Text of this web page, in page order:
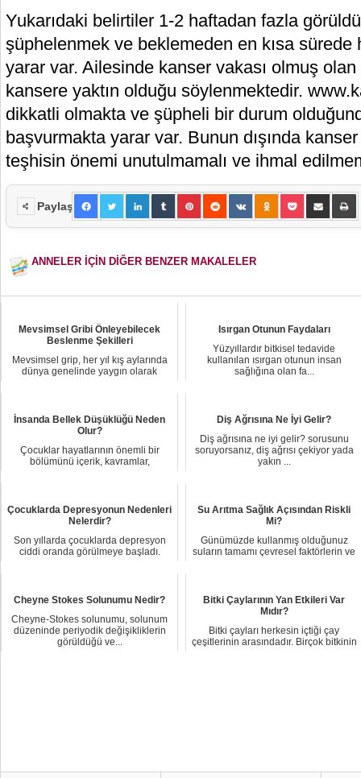
Yukarıdaki belirtiler 1-2 haftadan fazla
şüphelenmek ve beklemeden en kısa sürede
yarar var. Ailesinde kanser vakası olmuş olan
kansere yaktın olduğu söylenmektedir.
dikkatli olmakta ve şüpheli bir durum
başvurmakta yarar var. Bunun dışında
teşhisin önemi unutulmamalı ve ihmal
Paylaş
ANNELER İÇİN DİĞER BENZER MAKALELER
Mevsimsel Gribi Önleyebilecek
Beslenme Şekilleri
Mevsimsel grip, her yıl kış aylarında
dünya genelinde yaygın olarak
Isırgan Otunun Faydaları
Yüzyıllardır bitkisel tedavide
kullanılan ısırgan otunun insan
sağlığına olan fa...
İnsanda Bellek Düşüklüğü Neden
Olur?
Çocuklar hayatlarının önemli bir
bölümünü içerik, kavramlar,
Diş Ağrısına Ne İyi Gelir?
Diş ağrısına ne iyi gelir? sorusunu
soruyorsanız, diş ağrısı çekiyor yada
yakın ...
Çocuklarda Depresyonun Nedenleri
Nelerdir?
Son yıllarda çocuklarda depresyon
ciddi oranda görülmeye başladı.
Su Arıtma Sağlık Açısından Riskli
Mi?
Günümüzde kullanmış olduğunuz
suların tamamı çevresel faktörlerin ve
Cheyne Stokes Solunumu Nedir?
Cheyne-Stokes solunumu, solunum
düzeninde periyodik değişikliklerin
görüldüğü ve...
Bitki Çaylarının Yan Etkileri Var
Mıdır?
Bitki çayları herkesin içtiği çay
çeşitlerinin arasındadır. Birçok bitkinin